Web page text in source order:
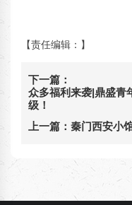
【责任编辑： 】
下一篇：
众多福利来袭|鼎盛青
级！
上一篇： 秦门西安小